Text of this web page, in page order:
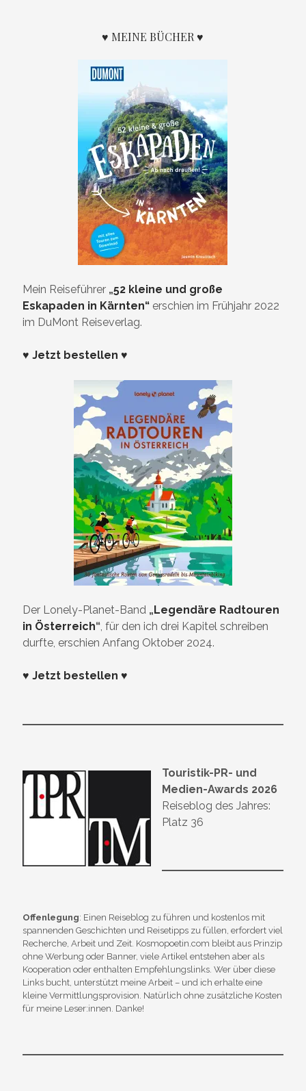
♥ MEINE BÜCHER ♥
Mein Reiseführer „52 kleine und große
Eskapaden in Kärnten“ erschien im Frühjahr 2022
im DuMont Reiseverlag.
♥ Jetzt bestellen ♥
Der Lonely-Planet-Band „ Legendäre Radtouren
in Österreich“, für den ich drei Kapitel schreiben
durfte, erschien Anfang Oktober 2024.
♥ Jetzt bestellen ♥
Touristik-PR- und
Medien-Awards 2026
Reiseblog des Jahres:
Platz 36
Offenlegung: Einen Reiseblog zu führen und kostenlos mit
spannenden Geschichten und Reisetipps zu füllen, erfordert viel
Recherche, Arbeit und Zeit. Kosmopoetin.com bleibt aus Prinzip
ohne Werbung oder Banner, viele Artikel entstehen aber als
Kooperation oder enthalten Empfehlungslinks. Wer über diese
Links bucht, unterstützt meine Arbeit – und ich erhalte eine
kleine Vermittlungsprovision. Natürlich ohne zusätzliche Kosten
für meine Leser:innen. Danke!